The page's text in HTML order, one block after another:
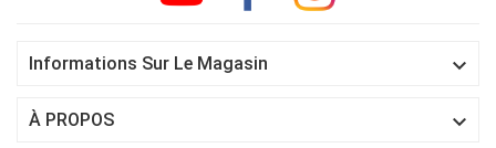
Informations Sur Le Magasin 
À PROPOS 